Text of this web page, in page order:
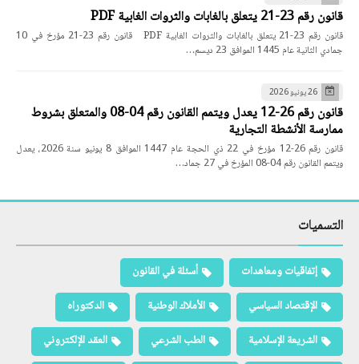
قانون رقم 23-21 يتعلق بالغابات والثروات الغابية PDF
قانون رقم 23-21 يتعلق بالغابات والثروات الغابية PDF قانون رقم 23-21 مؤرخ في 10
جمادي الثانية عام 1445 الموافق 23 ديسم…
26 يونيو 2026
قانون رقم 26-12 يعدل ويتمم القانون رقم 04-08 والمتعلق بشروط
ممارسة الأنشطة التجارية
قانون رقم 26-12 مؤرخ في 22 ذي الحجة عام 1447 الموافق 8 يونيو سنة 2026، يعدل
ويتمم القانون رقم 04-08 المؤرخ في 27 جماد…
التسميات
إتفاقيات ومعاهدات
أسئلة في القانون
الإقتصاد السياسي
الأملاك الوطنية
الدكتوراه
الشريعة الإسلامية
الطب الشرعي
العقد الإلكتروني